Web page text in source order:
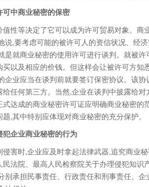
中商业秘密的保密
等决定了它可以成为许可贸易对象。商
说,要考虑可能的被许可人的资信状况、经
是就商业秘密的使用许可进行谈判。就被
以及相应的价钱。但这样会让被许可方
企业应当在谈判前就要签订保密协议。该
任何第三方。当然,企业在谈判中披露给
达成的商业秘密许可证应明确商业秘密的
,其中特别应体现对商业秘密的充分保护。
企业商业秘密的行为
时,企业应及时拿起法律武器,追究商业
法院、最高人民检察院关于办理侵犯知
别承担民事责任、行政责任和刑事责任。